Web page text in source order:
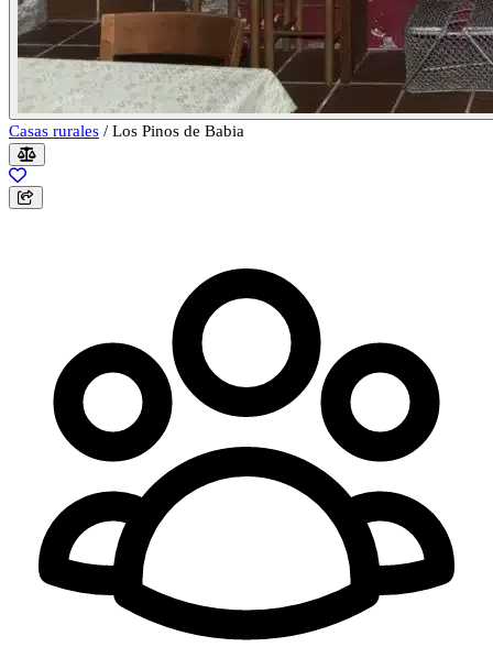
Casas rurales / Los Pinos de Babia